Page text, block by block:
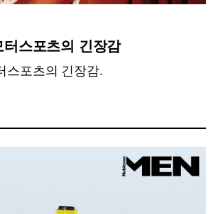
스포츠의 긴장감
스포츠의 긴장감.